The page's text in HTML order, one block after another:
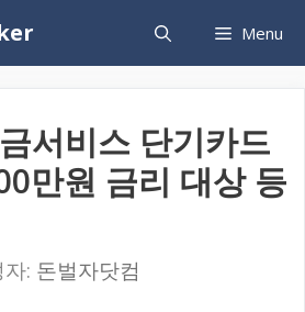
Menu
서비스 단기카드
만원 금리 대상 등
: 돈벌자닷컴